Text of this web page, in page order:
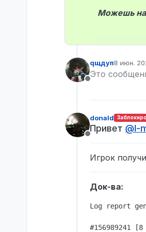
Можешь
Не в сети
qщдуп8 июн.
Это
Не в сети
donald
Привет @I-
Игрок
Док-ва:
Log report
#156989241